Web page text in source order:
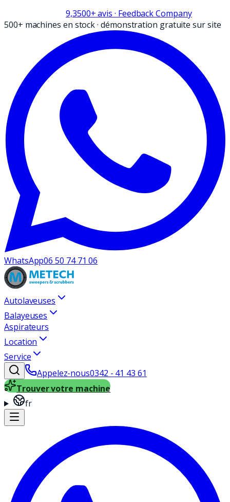
9,3500+avis · Feedback Company
500+ machines en stock·démonstration gratuite sur site
WhatsApp06 50 74 71 06
Autolaveuses
Balayeuses
Aspirateurs
Location
Service
Appelez-nous0342 - 41 43 61
Trouver votre machine
fr